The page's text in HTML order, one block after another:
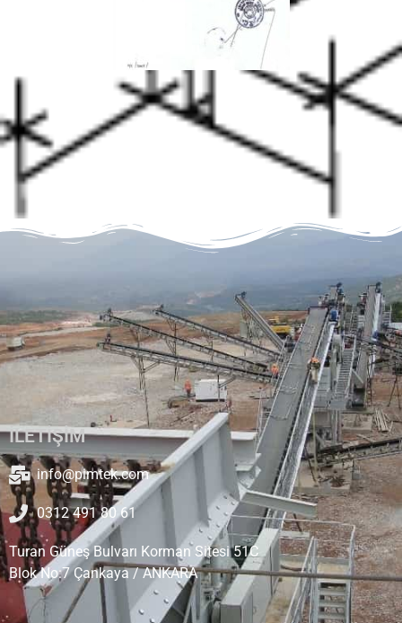
İLETİŞİM
info@pimtek.com
0312 491 80 61
Turan Güneş Bulvarı Korman Sitesi 51C
Blok No:7 Çankaya / ANKARA